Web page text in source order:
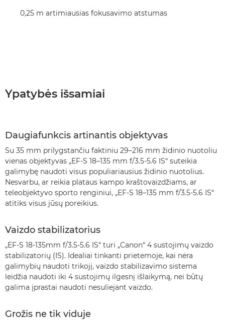
0,25 m artimiausias fokusavimo atstumas
Ypatybės išsamiai
Daugiafunkcis artinantis objektyvas
Su 35 mm prilygstančiu faktiniu 29–216 mm židinio nuotoliu
vienas objektyvas „EF-S 18–135 mm f/3.5-5.6 IS“ suteikia
galimybę naudoti visus populiariausius židinio nuotolius.
Nesvarbu, ar reikia plataus kampo kraštovaizdžiams, ar
teleobjektyvo sporto renginiui, „EF-S 18–135 mm f/3.5-5.6 IS“
atitiks visus jūsų poreikius.
Vaizdo stabilizatorius
„EF-S 18-135mm f/3.5-5.6 IS“ turi „Canon“ 4 sustojimų vaizdo
stabilizatorių (IS). Idealiai tinkanti prietemoje, kai nėra
galimybių naudoti trikojį, vaizdo stabilizavimo sistema
leidžia naudoti iki 4 sustojimų ilgesnį išlaikymą, nei būtų
galima įprastai naudoti nesuliejant vaizdo.
Grožis ne tik viduje